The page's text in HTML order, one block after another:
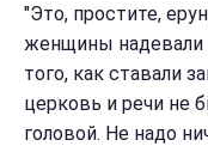
"Это, простите,
женщины надевали
того, как ставали
церковь и речи не
головой. Не надо